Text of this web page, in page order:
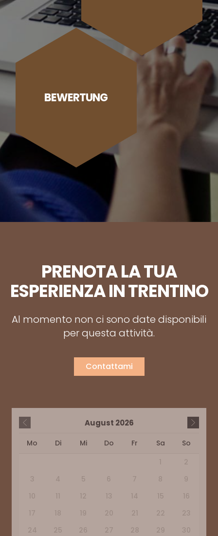
BEWERTUNG
PRENOTA LA TUA
ESPERIENZA IN TRENTINO
Al momento non ci sono date disponibili
per questa attività.
Contattami
August 2026
Mo Di Mi Do Fr Sa
So
1
2
3
4 5 6 7 8
9
10
11 12 13 14 15
16
17
18 19 20 21 22
23
24
25 26 27 28 29 30